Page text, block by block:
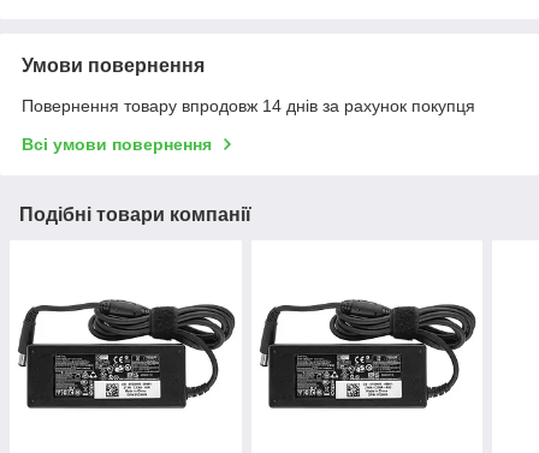
Умови повернення
Повернення товару впродовж 14 днів за рахунок покупця
Всі умови повернення
Подібні товари компанії